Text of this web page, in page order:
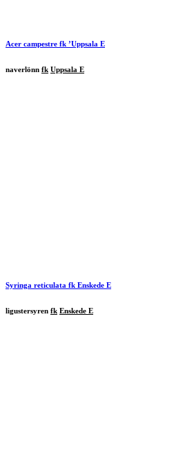
Acer campestre fk ’Uppsala E
naverlönn fk Uppsala E
Syringa reticulata fk Enskede E
ligustersyren fk Enskede E